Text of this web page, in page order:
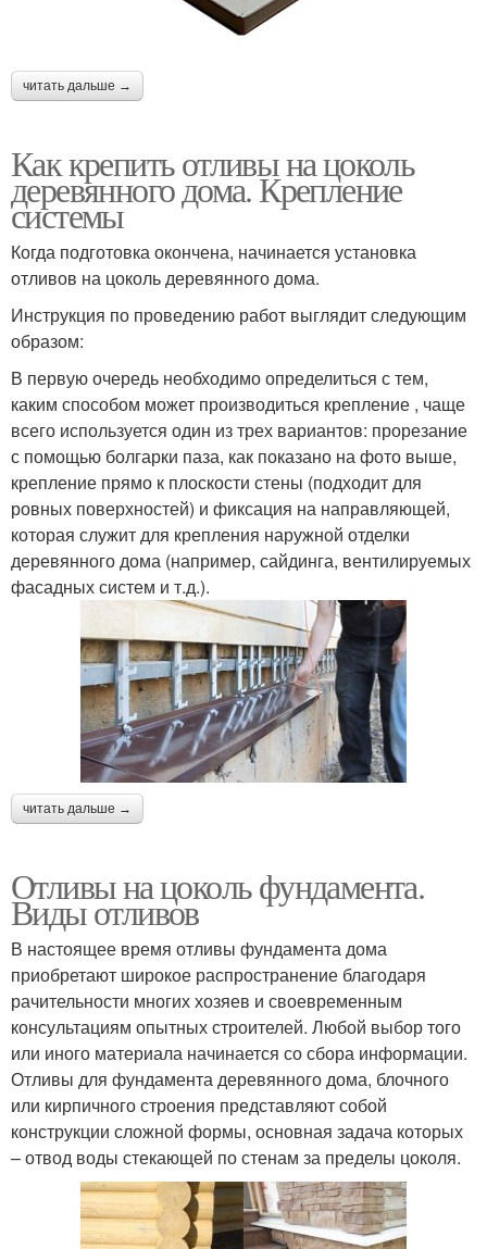
читать дальше →
Как крепить отливы на цоколь
деревянного дома. Крепление
системы
Когда подготовка окончена, начинается установка
отливов на цоколь деревянного дома.
Инструкция по проведению работ выглядит следующим
образом:
В первую очередь необходимо определиться с тем,
каким способом может производиться крепление , чаще
всего используется один из трех вариантов: прорезание
с помощью болгарки паза, как показано на фото выше,
крепление прямо к плоскости стены (подходит для
ровных поверхностей) и фиксация на направляющей,
которая служит для крепления наружной отделки
деревянного дома (например, сайдинга, вентилируемых
фасадных систем и т.д.).
читать дальше →
Отливы на цоколь фундамента.
Виды отливов
В настоящее время отливы фундамента дома
приобретают широкое распространение благодаря
рачительности многих хозяев и своевременным
консультациям опытных строителей. Любой выбор того
или иного материала начинается со сбора информации.
Отливы для фундамента деревянного дома, блочного
или кирпичного строения представляют собой
конструкции сложной формы, основная задача которых
– отвод воды стекающей по стенам за пределы цоколя.